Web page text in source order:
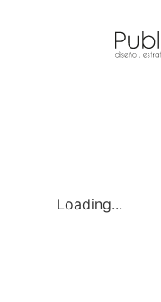
Loading...